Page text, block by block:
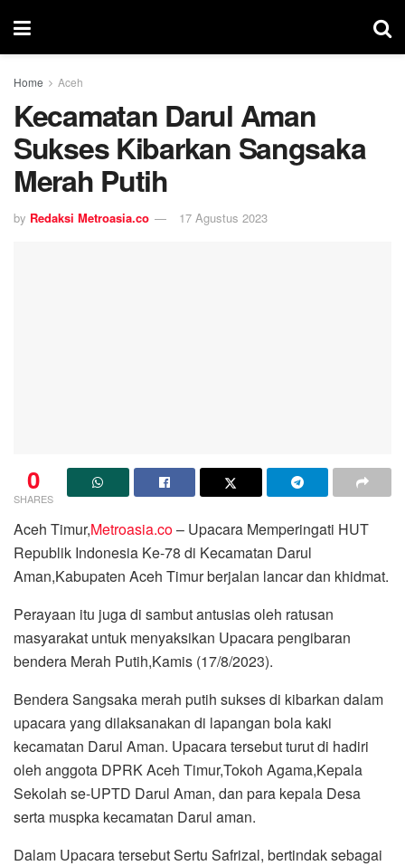
Home Aceh
Kecamatan Darul Aman
Sukses Kibarkan Sangsaka
Merah Putih
by Redaksi Metroasia.co 17 Agustus 2023
0
SHARES
Aceh Timur,Metroasia.co– Upacara Memperingati HUT
Republik Indonesia Ke-78 di Kecamatan Darul
Aman,Kabupaten Aceh Timur berjalan lancar dan khidmat.
Perayaan itu juga di sambut antusias oleh ratusan
masyarakat untuk menyaksikan Upacara pengibaran
bendera Merah Putih,Kamis (17/8/2023).
Bendera Sangsaka merah putih sukses di kibarkan dalam
upacara yang dilaksanakan di lapangan bola kaki
kecamatan Darul Aman. Upacara tersebut turut di hadiri
oleh anggota DPRK Aceh Timur,Tokoh Agama,Kepala
Sekolah se-UPTD Darul Aman, dan para kepala Desa
serta muspka kecamatan Darul aman.
Dalam Upacara tersebut Sertu Safrizal, bertindak sebagai